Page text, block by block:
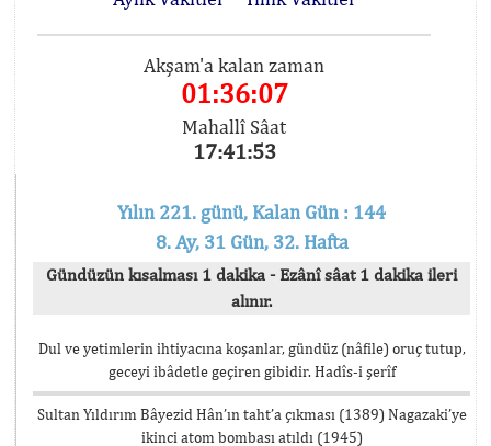
Akşam'a kalan zaman
01:36:07
Mahallî Sâat
17:41:53
Yılın 221. günü, Kalan Gün : 144
8. Ay, 31 Gün, 32. Hafta
Gündüzün kısalması 1 dakika - Ezânî sâat 1 dakika ileri
alınır.
Dul ve yetimlerin ihtiyacına koşanlar, gündüz (nâfile) oruç tutup,
geceyi ibâdetle geçiren gibidir. Hadîs-i şerîf
Sultan Yıldırım Bâyezid Hân’ın taht’a çıkması (1389) Nagazaki’ye
ikinci atom bombası atıldı (1945)